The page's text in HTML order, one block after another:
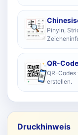
Pinyin,
QR-
QR-Codes
erstellen.
Druckhinweis